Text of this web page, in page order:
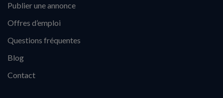
Publier une annonce
Offres d’emploi
Questions fréquentes
Blog
Contact